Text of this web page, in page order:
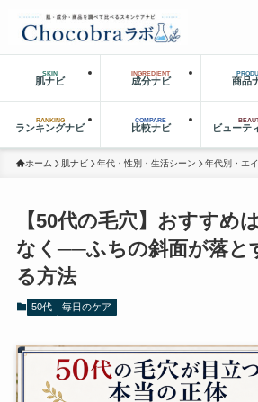
SKIN
肌ナビ
INGREDIENT
成分ナビ 商品
RANKING
ランキングナビ
COMPARE
比較ナビ ビューテ
ホーム 肌ナビ 年代・性別・生活シーン 年代別・エ
【50代の毛穴】おすすめ
なく──ふちの斜面が落と
る方法
50代 毎日のケア